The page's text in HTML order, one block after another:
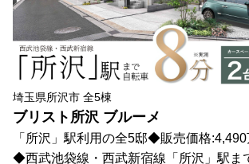
埼玉県所沢市 全5棟
ブリスト所沢 ブルーメ
「所沢」駅利用の全5邸◆販売価格
◆西武池袋線・西武新宿線「所沢」駅ま